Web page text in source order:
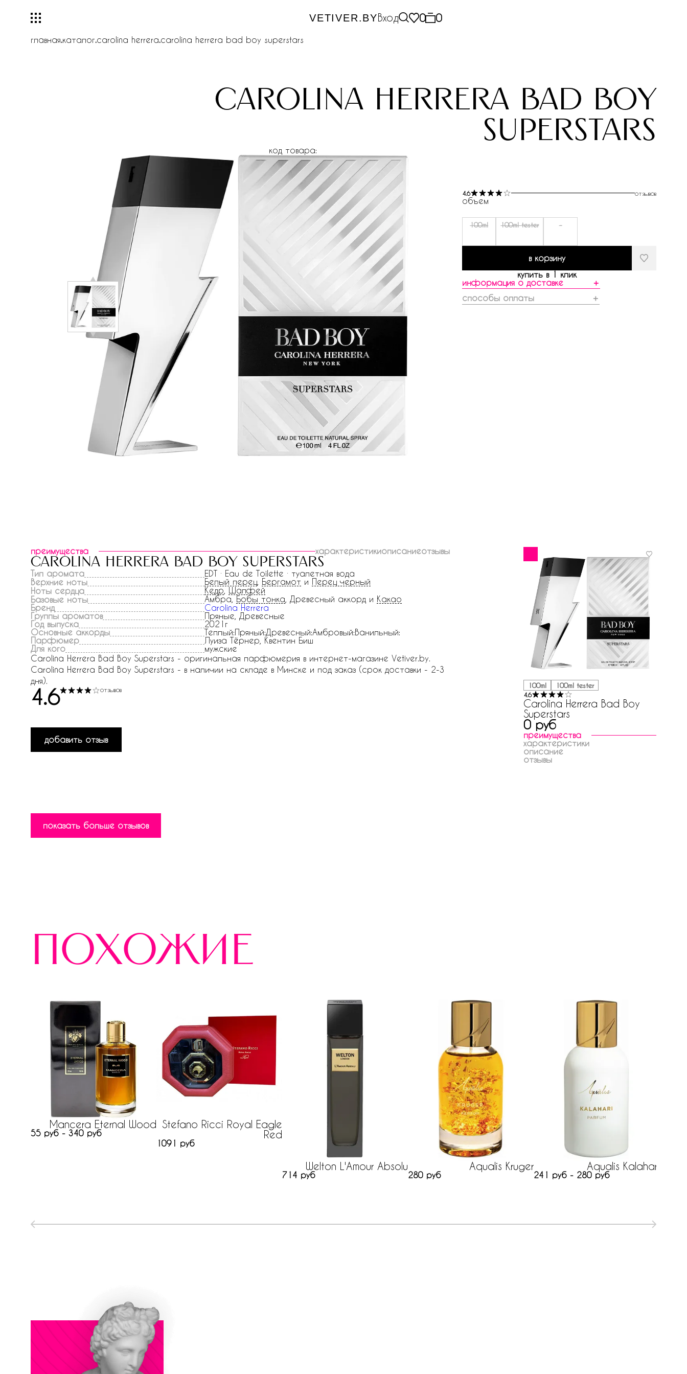
VETIVER.BYВход 0 0
главная.каталог.carolina herrera.carolina herrera bad boy superstars
carolina herrera bad boy
superstars
код товара:
4.6 отзывов
объем
100ml 100ml tester -
в корзину
купить в 1 клик
информация о доставке
＋
способы оплаты
＋
преимущества характеристикиописаниеотзывы
carolina herrera bad boy superstars
Тип аромата
EDT · Eau de Toilette · туалетная вода
Верхние ноты
Белый перец Бергамот и Перец черный
Ноты сердца
Кедр Шалфей
Базовые ноты
Амбра, Бобы тонка , Древесный аккорд и Какао
Бренд
Carolina Herrera
Группы ароматов
Пряные, Древесные
Год выпуска
2021г
Основные аккорды
Теплый:Пряный:Древесный:Амбровый:Ванильный:
Парфюмер
Луиза Тёрнер, Квентин Биш
Для кого
мужские
Carolina Herrera Bad Boy Superstars - оригинальная парфюмерия в интернет-магазине Vetiver.by.
Carolina Herrera Bad Boy Superstars - в наличии на складе в Минске и под заказ (срок доставки - 2-3
дня).
4.6 отзывов
добавить отзыв
показать больше отзывов
100ml 100ml tester
4.6
Carolina Herrera Bad Boy
Superstars
0 руб
преимущества
характеристики
описание
отзывы
похожие
Mancera Eternal Wood
55 руб - 340 руб
Stefano Ricci Royal Eagle
Red
1091 руб
Welton L'Amour Absolu
714 руб
Aqualis Kruger
280 руб
Aqualis Kalahari
241 руб - 280 руб